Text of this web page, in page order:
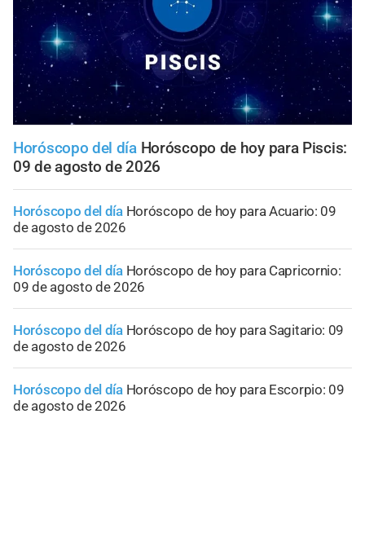
Horóscopo del día Horóscopo de hoy para Piscis:
09 de agosto de 2026
Horóscopo del día Horóscopo de hoy para Acuario: 09
de agosto de 2026
Horóscopo del día Horóscopo de hoy para Capricornio:
09 de agosto de 2026
Horóscopo del día Horóscopo de hoy para Sagitario: 09
de agosto de 2026
Horóscopo del día Horóscopo de hoy para Escorpio: 09
de agosto de 2026